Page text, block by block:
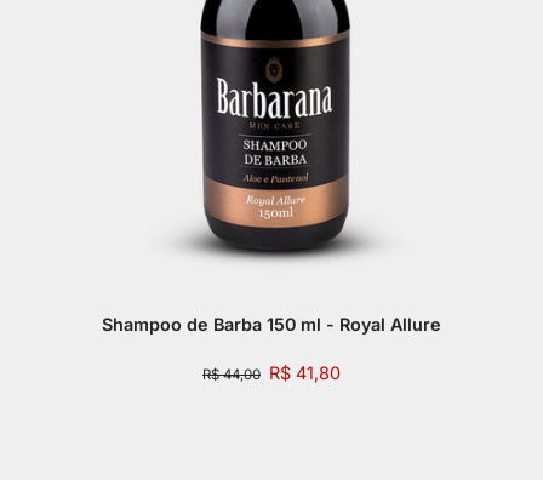
Shampoo de Barba 150 ml - Royal Allure
R$ 44,00 R$ 41,80